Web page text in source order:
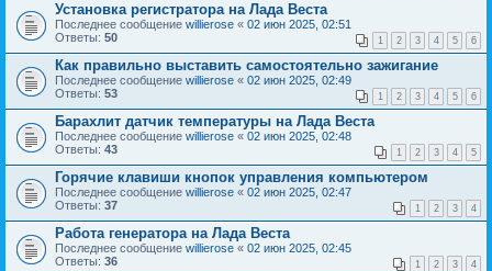
Установка регистратора на Лада Веста
Последнее сообщение willierose « 02 июн 2025, 02:51
Ответы: 50 1 2 3 4 5 6
Как правильно выставить самостоятельно зажигание
Последнее сообщение willierose « 02 июн 2025, 02:49
Ответы: 53 1 2 3 4 5 6
Барахлит датчик температуры на Лада Веста
Последнее сообщение willierose « 02 июн 2025, 02:48
Ответы: 43 1 2 3 4 5
Горячие клавиши кнопок управления компьютером
Последнее сообщение willierose « 02 июн 2025, 02:47
Ответы: 37 1 2 3 4
Работа генератора на Лада Веста
Последнее сообщение willierose « 02 июн 2025, 02:45
Ответы: 36 1 2 3 4